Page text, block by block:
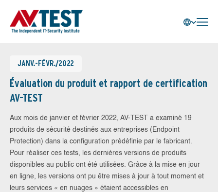
JANV.-FÉVR./2022
Évaluation du produit et rapport de certification
AV-TEST
Aux mois de janvier et février 2022, AV-TEST a examiné 19
produits de sécurité destinés aux entreprises (Endpoint
Protection) dans la configuration prédéfinie par le fabricant.
Pour réaliser ces tests, les dernières versions de produits
disponibles au public ont été utilisées. Grâce à la mise en jour
en ligne, les versions ont pu être mises à jour à tout moment et
leurs services « en nuages » étaient accessibles en